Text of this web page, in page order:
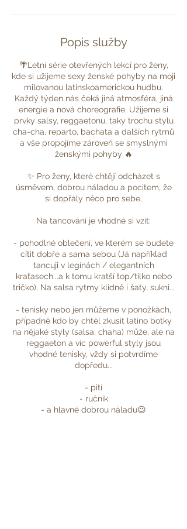
Popis služby
🌴Letní série otevřených lekcí pro ženy,
kde si užijeme sexy ženské pohyby na moji
milovanou latinskoamerickou hudbu.
Každý týden nás čeká jiná atmosféra, jiná
energie a nová choreografie. Užijeme si
prvky salsy, reggaetonu, taky trochu stylu
cha-cha, reparto, bachata a dalších rytmů
a vše propojíme zároveň se smyslnými
ženskými pohyby 🔥
✨ Pro ženy, které chtějí odcházet s
úsměvem, dobrou náladou a pocitem, že
si dopřály něco pro sebe.
Na tancování je vhodné si vzít:
- pohodlné oblečení, ve kterém se budete
cítit dobře a sama sebou (Já například
tancuji v legínách / elegantních
kraťasech...a k tomu kratší top/tílko nebo
tričko). Na salsa rytmy klidně i šaty, sukni...
- tenisky nebo jen můžeme v ponožkách,
případně kdo by chtěl zkusit latino botky
na nějaké styly (salsa, chaha) může, ale na
reggaeton a víc powerful styly jsou
vhodné tenisky, vždy si potvrdíme
dopředu...
- pití
- ručník
- a hlavně dobrou náladu😉